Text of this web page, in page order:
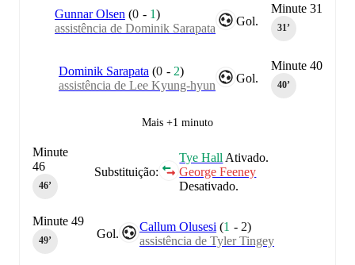
Minute 31
31‎’‎
Gol.
Gunnar Olsen (0 - 1)
assistência de Dominik Sarapata
Minute 40
40‎’‎
Gol.
Dominik Sarapata (0 - 2)
assistência de Lee Kyung-hyun
Mais +1 minuto
Substituição:
Tye Hall Ativado.
George Feeney
Desativado.
Minute
46
46‎’‎
Gol.
Callum Olusesi (1 - 2)
assistência de Tyler Tingey
Minute 49
49‎’‎